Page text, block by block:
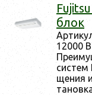
блок
12000
сис­тем
щения